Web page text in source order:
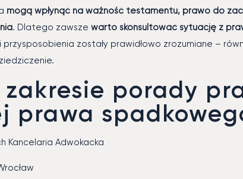
mogą wpłynąć na ważność testamentu, prawo do
. Dlatego zawsze warto skonsultować sytuację z
zostały prawidłowo zrozumiane –
porady
prawa
Kancelaria Adwokacka